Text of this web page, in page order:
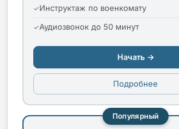
Инструктаж по военкомату
Аудиозвонок до 50 минут
Начать →
Подробнее
Популярный